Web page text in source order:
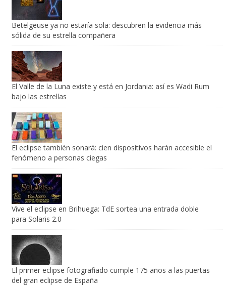
Betelgeuse ya no estaría sola: descubren la evidencia más
sólida de su estrella compañera
El Valle de la Luna existe y está en Jordania: así es Wadi Rum
bajo las estrellas
El eclipse también sonará: cien dispositivos harán accesible el
fenómeno a personas ciegas
Vive el eclipse en Brihuega: TdE sortea una entrada doble
para Solaris 2.0
El primer eclipse fotografiado cumple 175 años a las puertas
del gran eclipse de España